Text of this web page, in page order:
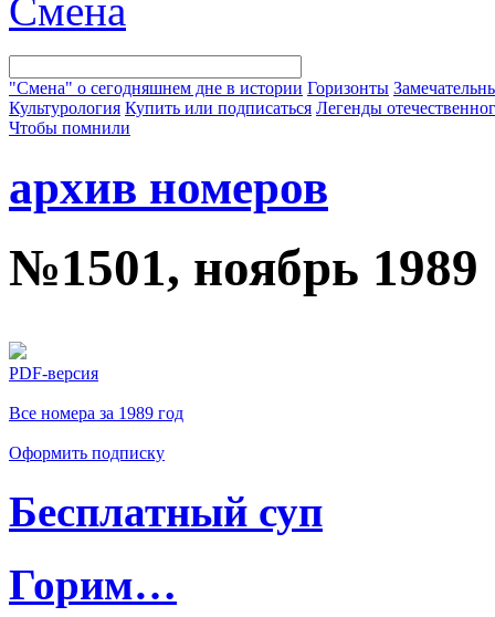
"Смена" о сегодняшнем дне в истории Горизонты
Культурология Купить или подписаться Легенды
Чтобы помнили
архив номеров
№1501, ноябрь 1989
PDF-версия
Все номера за 1989 год
Оформить подписку
Бесплатный суп
Горим…